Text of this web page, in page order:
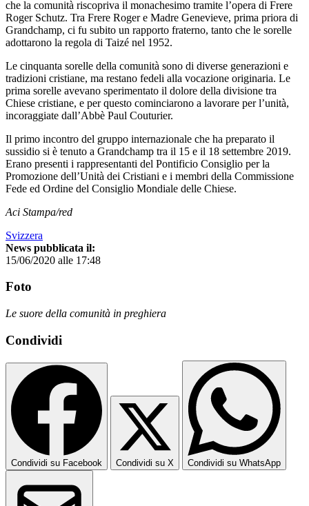
che la comunità riscopriva il monachesimo tramite l’opera di Frere
Roger Schutz. Tra Frere Roger e Madre Genevieve, prima priora di
Grandchamp, ci fu subito un rapporto fraterno, tanto che le sorelle
adottarono la regola di Taizé nel 1952.
Le cinquanta sorelle della comunità sono di diverse generazioni e
tradizioni cristiane, ma restano fedeli alla vocazione originaria. Le
prima sorelle avevano sperimentato il dolore della divisione tra
Chiese cristiane, e per questo cominciarono a lavorare per l’unità,
incoraggiate dall’Abbè Paul Couturier.
Il primo incontro del gruppo internazionale che ha preparato il
sussidio si è tenuto a Grandchamp tra il 15 e il 18 settembre 2019.
Erano presenti i rappresentanti del Pontificio Consiglio per la
Promozione dell’Unità dei Cristiani e i membri della Commissione
Fede ed Ordine del Consiglio Mondiale delle Chiese.
Aci Stampa/red
Svizzera
News pubblicata il:
15/06/2020 alle 17:48
Foto
Le suore della comunità in preghiera
Condividi
Condividi su Facebook Condividi su X Condividi su WhatsApp